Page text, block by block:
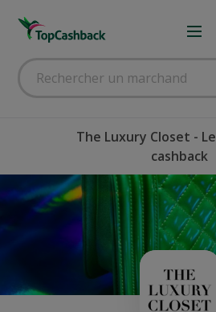
The Luxury Closet -
cashback